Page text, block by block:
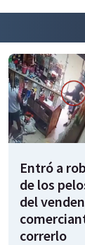
Entró a
de los
del
correrlo